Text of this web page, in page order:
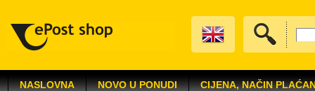
NASLOVNA NOVO U PONUDI CIJENA, NAČIN